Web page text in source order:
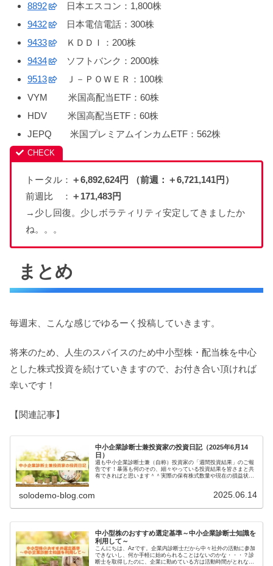
8892
日本エスコン：1,800株
9432
日本電信電話：300株
9433
ＫＤＤＩ：200株
9434
ソフトバンク：2000株
9513
Ｊ－ＰＯＷＥＲ：100株
VYM 米国高配当ETF：60株
HDV 米国高配当ETF：60株
JEPQ 米国プレミアムインカムETF：562株
トータル： ＋6,892,624円 （前週：＋6,721,141円）
前週比 ： ＋171,483円
→少し回復。少しボラティリティ安定してきましたか
ね。。。
まとめ
毎週末、こんな感じでゆるーく投稿していきます。
将来のため、人生のスパイスのため中小型株・配当株を中心
とした株式投資を続けていきますので、お付き合い頂ければ
幸いです！
【関連記事】
中小企業診断士兼投資家の投資日記（2025年6月14
日）
週も中小企業診断士兼（自称）投資家の「週間投資結果」のご報
告です！暴落も何のその、細々やっている投資結果を皆さまと共
有できればと思います＾＾実際の保有株式数量や現在の損益状況
solodemo-blog.com 2025.06.14
中小型株のおすすめ選定基準～中小企業診断士知識を
利用して～
こんにちは、Azです。企業内診断士だから中々社外の活動に参加
できないし、何か手軽に始められることはないのかな・・・？診
断士を取得したのに、企業に勤めている方は活動時間がとれない